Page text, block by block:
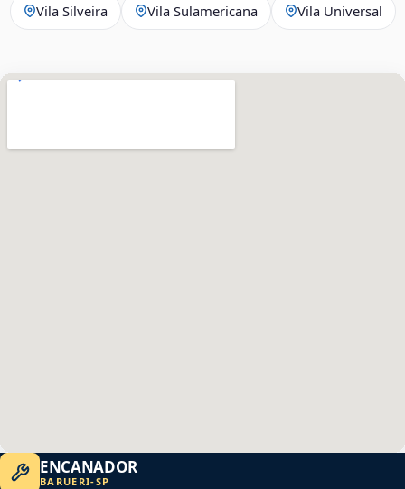
Vila Silveira Vila Sulamericana Vila Universal
ENCANADOR
BARUERI-SP